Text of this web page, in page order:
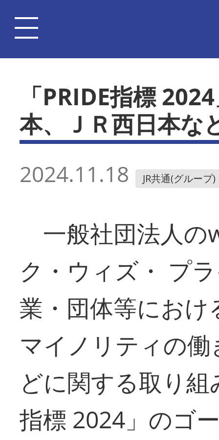
「PRIDE指標
本、ＪＲ西日本な
2024.11.18 JR共通(グループ)
一般社団法人の
ク・ウィズ・ プ
業・団体等におけ
マイノリティの
どに関する取り組
指標 2024」のゴ